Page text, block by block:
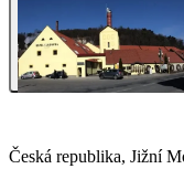
Česká republika, Jižní